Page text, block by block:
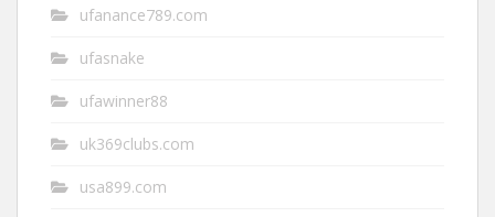
ufanance789.com
ufasnake
ufawinner88
uk369clubs.com
usa899.com